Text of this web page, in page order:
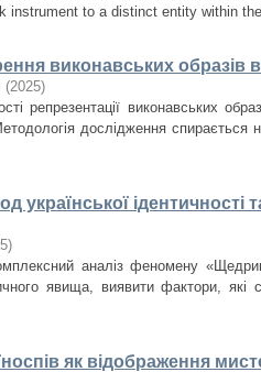
instrument to a distinct entity within
виконавських образів
(2025)
репрезентації виконавських
дослідження спирається
української ідентичності
)
аналіз феномену
явища, виявити фактори,
як відображення